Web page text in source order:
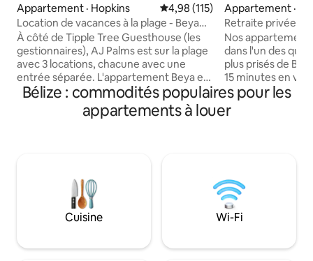
Appartement · Hopkins Note moyenne de 4,98 sur 5,
4,98 (115)
Location de vacances à la plage - Beya
Apt AJ Palms
À côté de Tipple Tree Guesthouse (les
gestionnaires), AJ Palms est sur la plage
avec 3 locations, chacune avec une
entrée séparée. L'appartement Beya est
proche des restaurants, des épiceries et
constitue une base idéale pour des
excursions dans la région. Il est situé sur
plongée avec tuba, à la plongée sous-
marine dans la barrière de corail, aux
randonnées dans la jungle et aux ruines
mayas. *Climatisation nocturne incluse.
Belize collectée à l'arrivée.
Appartement ·
Retraite privée
gratuits
Nos
dans l'un des
plus prisés de
15 minutes en
international et à
ville. Le quartier
commodité, avec
Belize : visitez les
la spéléo ou de la
plongée avec
profitez d'une
Bélize : commodités populaires pour les
appartements à louer
Cuisine Wi-Fi